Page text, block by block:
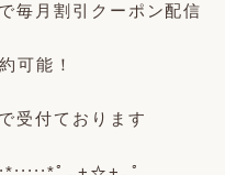
毎月割引クーポン配信
可能！
受付ております